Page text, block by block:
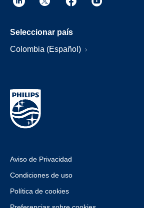
Seleccionar país
Colombia (Español)
Aviso de Privacidad
Condiciones de uso
Política de cookies